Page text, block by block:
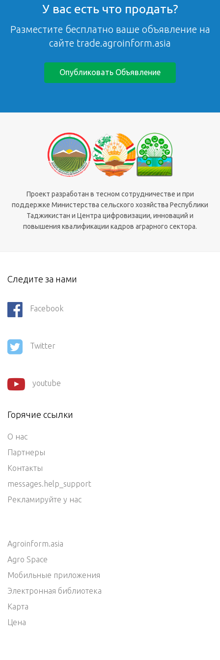
У вас есть что продать?
Разместите бесплатно ваше объявление на
сайте trade.agroinform.asia
Опубликовать Объявление
Проект разработан в тесном сотрудничестве и при
поддержке Министерства сельского хозяйства Республики
Таджикистан и Центра цифровизации, инноваций и
повышения квалификации кадров аграрного сектора.
Следите за нами
Facebook
Twitter
youtube
Горячие ссылки
О нас
Партнеры
Контакты
messages.help_support
Рекламируйте у нас
Agroinform.asia
Agro Space
Мобильные приложения
Электронная библиотека
Карта
Цена